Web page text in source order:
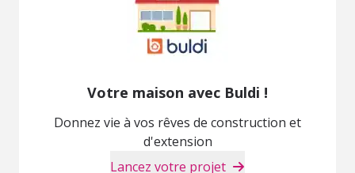
Votre maison avec Buldi !
Donnez vie à vos rêves de construction et
d'extension
Lancez votre projet